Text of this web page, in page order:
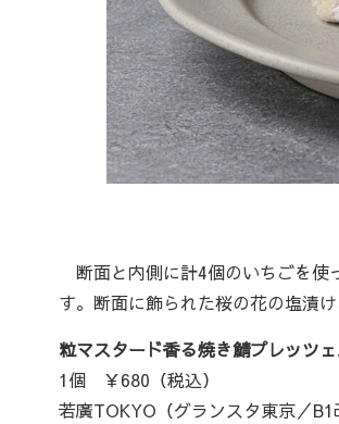
断面と内側に計4個のいちごを使
す。断面に飾られた桜の花の塩漬
粒マスタード香る焼き鯖プレッ
1個 ￥680（税込）
若廣TOKYO（グランスタ東京／B1